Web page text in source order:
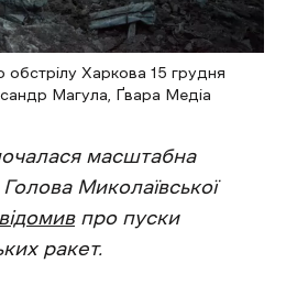
обстрілу Харкова 15 грудня
Магула, Ґвара Медіа
масштабна
Миколаївської
про пуски
ракет.